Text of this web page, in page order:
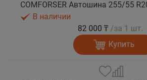
В наличии
82 000 ₸ /за 1 шт.
Купить